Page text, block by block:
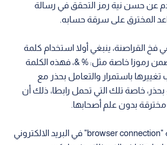
عن حسن نية رمز التحقق في رسالة
المخترق على سرقة حسابه.
فخ القراصنة، ينبغي أولا استخدام كلمة
أحرف وتتضمن رموزا خاصة مثل: % &، فهذه الكلمة
باستمرار والتعامل بحذر مع
بحذر، خاصة تلك التي تحمل رابطا، ذلك أن
بدون علم أصحابها.
كما ينصح بتحديث خاصية "browser connection" في البريد الالكتروني